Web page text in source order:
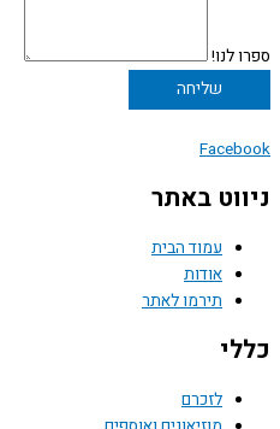
ספרו לנו!
שליחה
Facebook
ניווט באתר
עמוד הבית
אודות
תירמו לאתר
כללי
לזכרם